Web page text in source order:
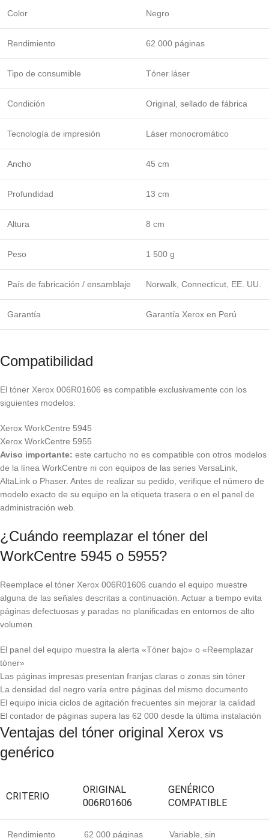
Color Negro
Rendimiento 62 000 páginas
Tipo de consumible Tóner láser
Condición Original, sellado de fábrica
Tecnología de impresión Láser monocromático
Ancho 45 cm
Profundidad 13 cm
Altura 8 cm
Peso 1 500 g
País de fabricación / ensamblaje Norwalk, Connecticut, EE. UU.
Garantía Garantía Xerox en Perú
Compatibilidad
El tóner Xerox 006R01606 es compatible exclusivamente con los
siguientes modelos:
Xerox WorkCentre 5945
Xerox WorkCentre 5955
Aviso importante: este cartucho no es compatible con otros modelos
de la línea WorkCentre ni con equipos de las series VersaLink,
AltaLink o Phaser. Antes de realizar su pedido, verifique el número de
modelo exacto de su equipo en la etiqueta trasera o en el panel de
administración web.
¿Cuándo reemplazar el tóner del
WorkCentre 5945 o 5955?
Reemplace el tóner Xerox 006R01606 cuando el equipo muestre
alguna de las señales descritas a continuación. Actuar a tiempo evita
páginas defectuosas y paradas no planificadas en entornos de alto
volumen.
El panel del equipo muestra la alerta «Tóner bajo» o «Reemplazar
tóner»
Las páginas impresas presentan franjas claras o zonas sin tóner
La densidad del negro varía entre páginas del mismo documento
El equipo inicia ciclos de agitación frecuentes sin mejorar la calidad
El contador de páginas supera las 62 000 desde la última instalación
Ventajas del tóner original Xerox vs
genérico
CRITERIO
ORIGINAL
006R01606
GENÉRICO
COMPATIBLE
Rendimiento 62 000 páginas Variable, sin